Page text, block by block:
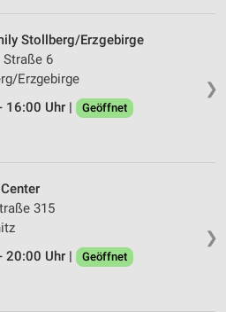
❯
Stollberg/Erzgebirge
6
Erzgebirge
16:00 Uhr |
Geöffnet
❯
315
20:00 Uhr |
Geöffnet